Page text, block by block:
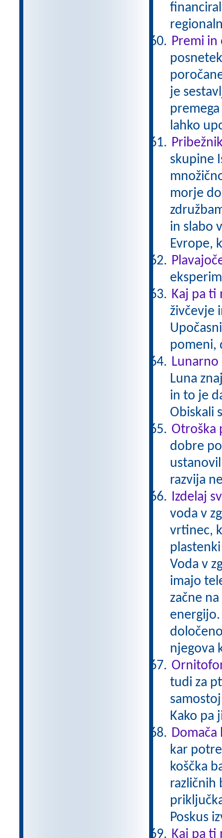
Premi
je
lahko
skupine
morje
in slabo
Evrope,
Kaj pa ti
živčevje
pomeni,
Luna
in to je
Obiskali
Otroška
dobre
razvija
Izdelaj
voda v
vrtinec,
Voda v
imajo
začne
njegova
tudi za
Kako pa
kar
koščka
različnih
Poskus
Kaj pa ti